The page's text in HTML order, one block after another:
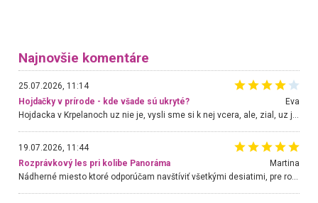
Najnovšie komentáre
25.07.2026, 11:14
Hojdačky v prírode - kde všade sú ukryté?
Eva
Hojdacka v Krpelanoch uz nie je, vysli sme si k nej vcera, ale, zial, uz je znicena. Ak sem planujete cestu len kvoli hojdacke, mozete si ju usetrit. Krasny vyhlad je tu vsak aj bez hojdacky :-)
19.07.2026, 11:44
Rozprávkový les pri kolibe Panoráma
Martina
Nádherné miesto ktoré odporúčam navštíviť všetkými desiatimi, pre rodiny s deťmi, dôchodcom... Proste a jednoducho ozaj rozprávkový les.. určite ešte prídeme. Odniesli sme si na pamiatku krásne tričká,